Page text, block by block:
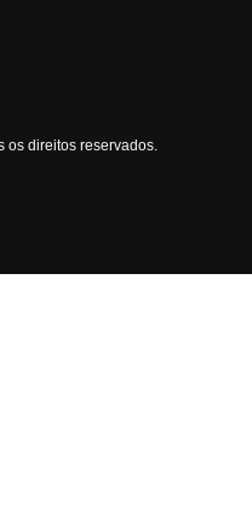
os direitos reservados.